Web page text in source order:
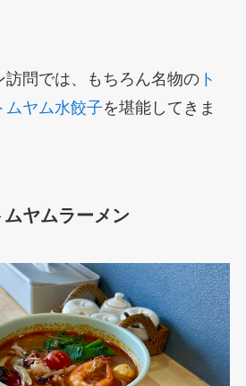
問では、もちろん名物のト
ムヤム水餃子を堪能してきま
ヤムラーメン